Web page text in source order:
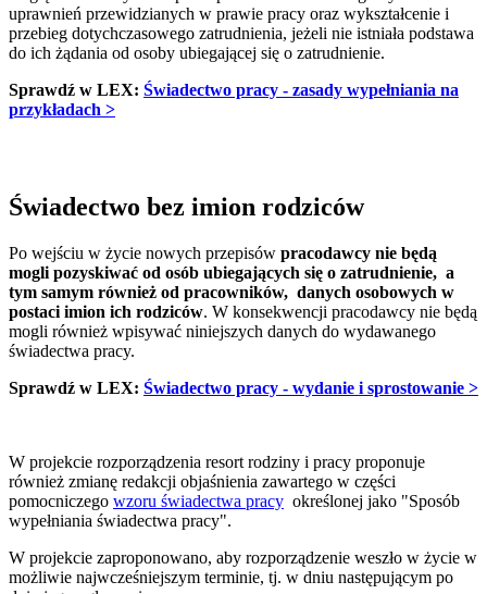
uprawnień przewidzianych w prawie pracy oraz wykształcenie i
przebieg dotychczasowego zatrudnienia, jeżeli nie istniała podstawa
do ich żądania od osoby ubiegającej się o zatrudnienie.
Sprawdź w LEX: Świadectwo pracy - zasady wypełniania na
przykładach >
Świadectwo bez imion rodziców
Po wejściu w życie nowych przepisów pracodawcy nie będą
mogli pozyskiwać od osób ubiegających się o zatrudnienie, a
tym samym również od pracowników, danych osobowych w
postaci imion ich rodziców. W konsekwencji pracodawcy nie będą
mogli również wpisywać niniejszych danych do wydawanego
świadectwa pracy.
Sprawdź w LEX: Świadectwo pracy - wydanie i sprostowanie >
W projekcie rozporządzenia resort rodziny i pracy proponuje
również zmianę redakcji objaśnienia zawartego w części
pomocniczego wzoru świadectwa pracy określonej jako "Sposób
wypełniania świadectwa pracy".
W projekcie zaproponowano, aby rozporządzenie weszło w życie w
możliwie najwcześniejszym terminie, tj. w dniu następującym po